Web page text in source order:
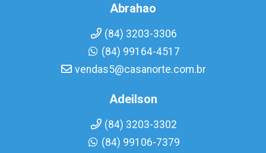
Abrahao
(84) 3203-3306
(84) 99164-4517
vendas5@casanorte.com.br
Adeilson
(84) 3203-3302
(84) 99106-7379